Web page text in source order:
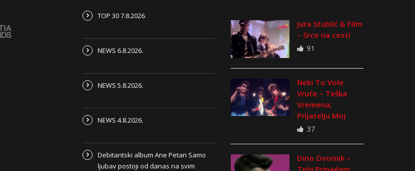
TOP 30 7.8.2026.
NEWS 6.8.2026.
NEWS 5.8.2026.
NEWS 4.8.2026.
Debitantski album Ane Petan Samo
ljubav postoji od danas na svim
Jura Stublić & Film
– Srce na cesti
91
Neki To Vole
Vruće – Teška
Vremena,
Prijatelju Moj
37
Dino Dvornik –
Tebi Pripadam